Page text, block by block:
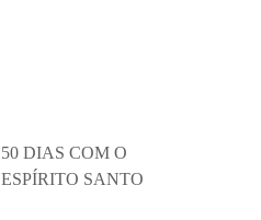
50 DIAS COM O
ESPÍRITO SANTO